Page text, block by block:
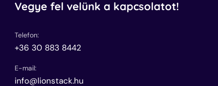
Vegye fel velünk a kapcsolatot!
Telefon:
+36 30 883 8442
E-mail:
info@lionstack.hu